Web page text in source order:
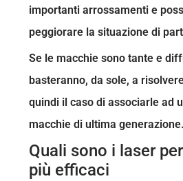
importanti arrossamenti e
peggiorare la situazione di
Se le macchie sono tante e
basteranno, da sole, a
quindi il caso di associarle ad
macchie di ultima generazione.
Quali sono i laser
più efficaci